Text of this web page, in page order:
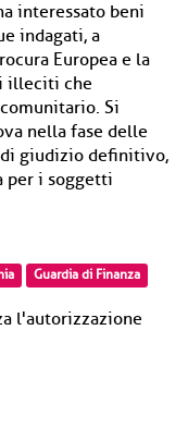
interessato beni
indagati, a
Europea e la
illeciti che
Si
nella fase delle
giudizio definitivo,
per i soggetti
Guardia di Finanza
l'autorizzazione